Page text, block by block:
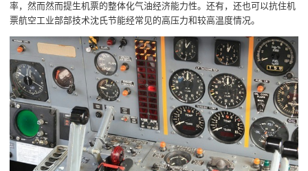
率，然而然而提生机票的整体化气油经济能力性。还有，还也可以抗住机
票航空工业部部技术沈氏节能经常见的高压力和较高温度情况。